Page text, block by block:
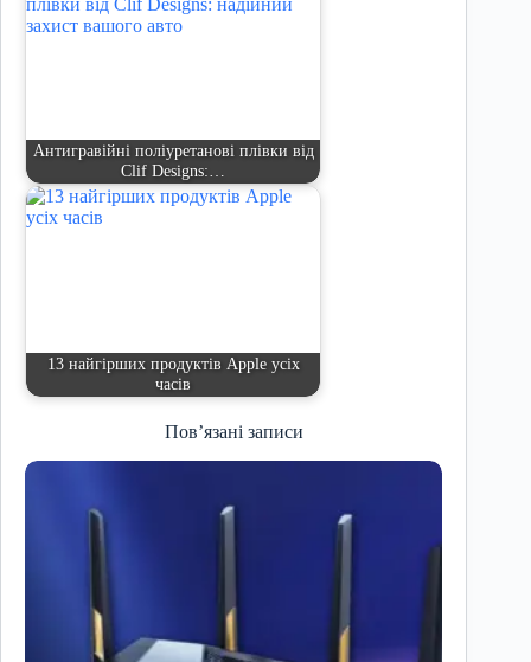
Антигравійні поліуретанові плівки від
Clif Designs:…
13 найгірших продуктів Apple усіх
часів
Пов’язані записи